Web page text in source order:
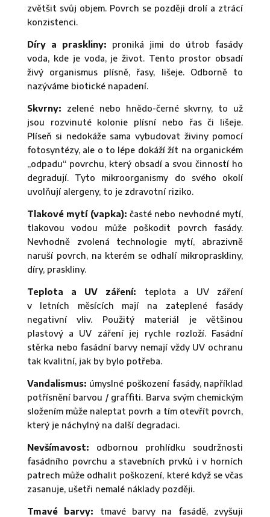
zvětšit svůj objem. Povrch se později drolí a ztrácí
konzistenci.
Díry a praskliny: proniká jimi do útrob fasády
voda, kde je voda, je život. Tento prostor obsadí
živý organismus plísně, řasy, lišeje. Odborně to
nazýváme biotické napadení.
Skvrny: zelené nebo hnědo-černé skvrny, to už
jsou rozvinuté kolonie plísní nebo řas či lišeje.
Plíseň si nedokáže sama vybudovat živiny pomocí
fotosyntézy, ale o to lépe dokáží žít na organickém
„odpadu“ povrchu, který obsadí a svou činností ho
degradují. Tyto mikroorganismy do svého okolí
uvolňují alergeny, to je zdravotní riziko.
Tlakové mytí (vapka): časté nebo nevhodné mytí,
tlakovou vodou může poškodit povrch fasády.
Nevhodně zvolená technologie mytí, abrazivně
naruší povrch, na kterém se odhalí mikropraskliny,
díry, praskliny.
Teplota a UV záření: teplota a UV záření
v letních měsících mají na zateplené fasády
negativní vliv. Použitý materiál je většinou
plastový a UV záření jej rychle rozloží. Fasádní
stěrka nebo fasádní barvy nemají vždy UV ochranu
tak kvalitní, jak by bylo potřeba.
Vandalismus: úmyslné poškození fasády, například
potřísnění barvou / graffiti. Barva svým chemickým
složením může naleptat povrh a tím otevřít povrch,
který je náchylný na další degradaci.
Nevšímavost: odbornou prohlídku soudržnosti
fasádního povrchu a stavebních prvků i v horních
patrech může odhalit poškození, které když se včas
zasanuje, ušetři nemalé náklady později.
Tmavé barvy: tmavé barvy na fasádě, zvyšuji